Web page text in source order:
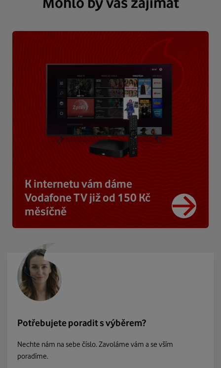
K internetu vám dáme
Vodafone TV již od 150 Kč
měsíčně
Potřebujete poradit s výběrem?
Nechte nám na sebe číslo. Zavoláme vám a se vším
poradíme.